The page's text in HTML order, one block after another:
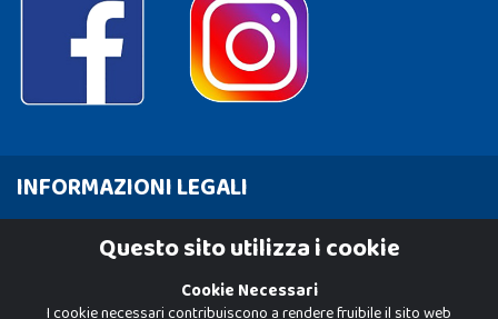
INFORMAZIONI LEGALI
Cookie PolicyQuesto sito utilizza i cookie
Cookie Necessari
I cookie necessari contribuiscono a rendere fruibile il sito web